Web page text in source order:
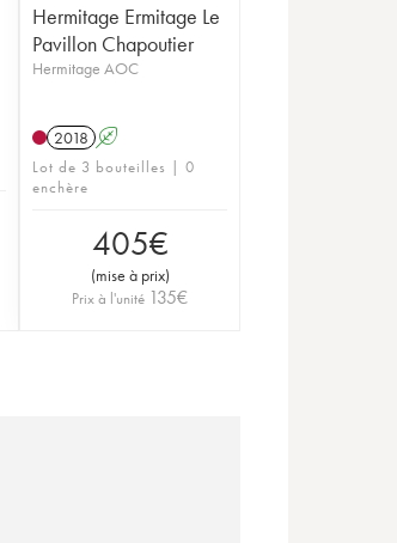
Hermitage Ermitage Le
Pavillon Chapoutier
Hermitage AOC
2018 A
Lot de 3 bouteilles | 0
enchère
405€
(mise à prix)
Prix à l'unité 135€